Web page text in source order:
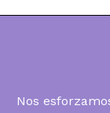
Nos